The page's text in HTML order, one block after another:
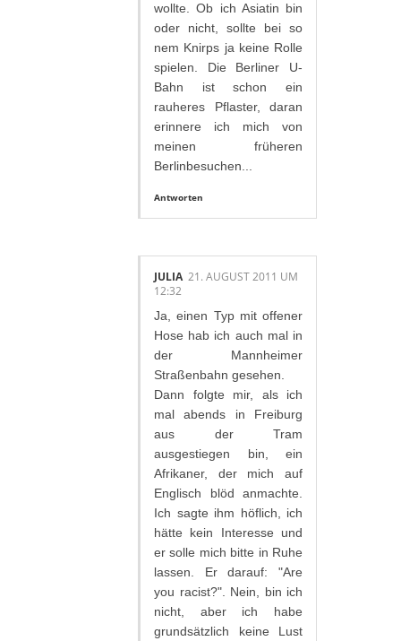
wollte. Ob ich Asiatin bin
oder nicht, sollte bei so
nem Knirps ja keine Rolle
spielen. Die Berliner U-
Bahn ist schon ein
rauheres Pflaster, daran
erinnere ich mich von
meinen früheren
Berlinbesuchen...
Antworten
JULIA 21. AUGUST 2011 UM
12:32
Ja, einen Typ mit offener
Hose hab ich auch mal in
der Mannheimer
Straßenbahn gesehen.
Dann folgte mir, als ich
mal abends in Freiburg
aus der Tram
ausgestiegen bin, ein
Afrikaner, der mich auf
Englisch blöd anmachte.
Ich sagte ihm höflich, ich
hätte kein Interesse und
er solle mich bitte in Ruhe
lassen. Er darauf: "Are
you racist?". Nein, bin ich
nicht, aber ich habe
grundsätzlich keine Lust